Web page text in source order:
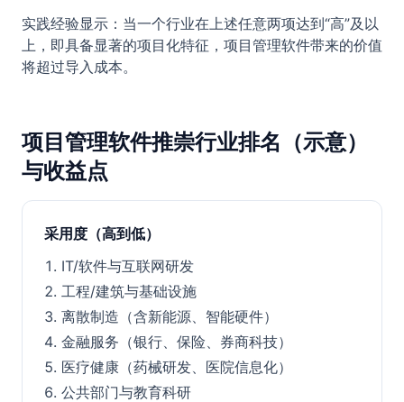
实践经验显示：当一个行业在上述任意两项达到“高”及以
上，即具备显著的项目化特征，项目管理软件带来的价值
将超过导入成本。
项目管理软件推崇行业排名（示意）
与收益点
采用度（高到低）
IT/软件与互联网研发
工程/建筑与基础设施
离散制造（含新能源、智能硬件）
金融服务（银行、保险、券商科技）
医疗健康（药械研发、医院信息化）
公共部门与教育科研